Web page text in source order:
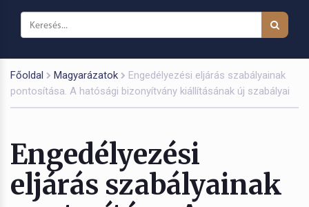
Főoldal Magyarázatok
Engedélyezési eljárás szabályainak
pontosítása. A hatósági bizonyítvány kiállításának új szabályai
Engedélyezési
eljárás szabályainak